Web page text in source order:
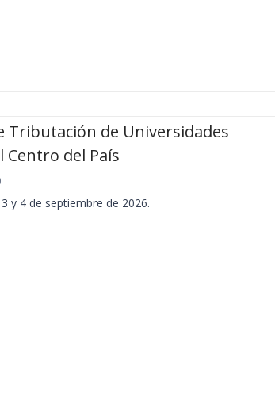
Tributación de Universidades
Centro del País
y 4 de septiembre de 2026.